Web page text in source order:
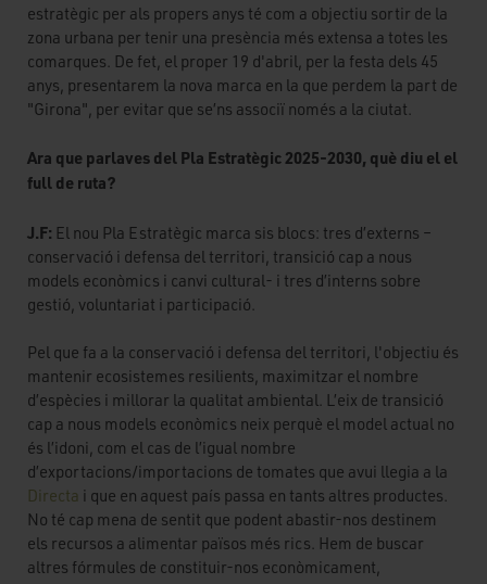
estratègic per als propers anys té com a objectiu sortir de la
zona urbana per tenir una presència més extensa a totes les
comarques. De fet, el proper 19 d'abril, per la festa dels 45
anys, presentarem la nova marca en la que perdem la part de
"Girona", per evitar que se’ns associï només a la ciutat.
Ara que parlaves del Pla Estratègic 2025-2030, què diu el el
full de ruta?
J.F: El nou Pla Estratègic marca sis blocs: tres d’externs –
conservació i defensa del territori, transició cap a nous
models econòmics i canvi cultural- i tres d’interns sobre
gestió, voluntariat i participació.
Pel que fa a la conservació i defensa del territori, l'objectiu és
mantenir ecosistemes resilients, maximitzar el nombre
d’espècies i millorar la qualitat ambiental. L’eix de transició
cap a nous models econòmics neix perquè el model actual no
és l’idoni, com el cas de l’igual nombre
d’exportacions/importacions de tomates que avui llegia a la
Directa i que en aquest país passa en tants altres productes.
No té cap mena de sentit que podent abastir-nos destinem
els recursos a alimentar països més rics. Hem de buscar
altres fórmules de constituir-nos econòmicament,